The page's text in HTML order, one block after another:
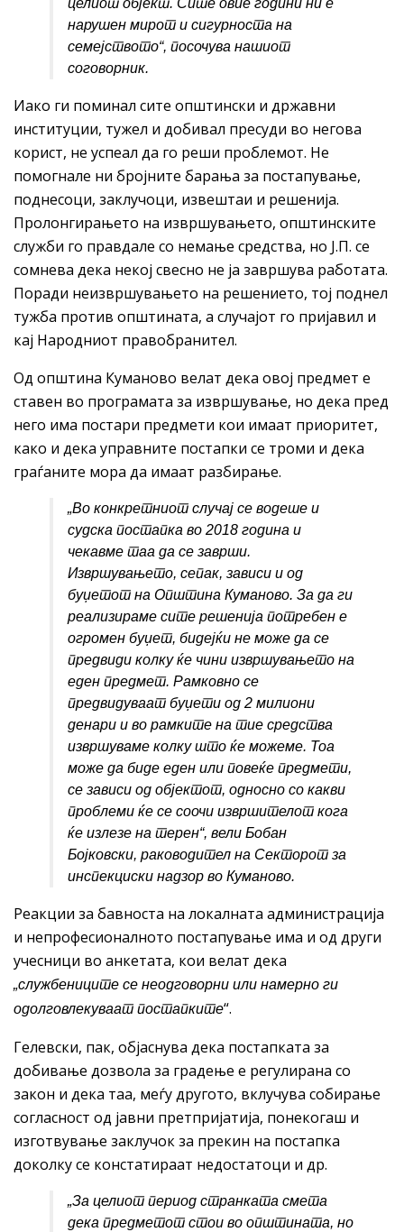
целиот објект. Сите овие години ни е
нарушен мирот и сигурноста на
семејството“, посочува нашиот
соговорник.
Иако ги поминал сите општински и државни
институции, тужел и добивал пресуди во негова
корист, не успеал да го реши проблемот. Не
помогнале ни бројните барања за постапување,
поднесоци, заклучоци, извештаи и решенија.
Пролонгирањето на извршувањето, општинските
служби го правдале со немање средства, но Ј.П. се
сомнева дека некој свесно не ја завршува работата.
Поради неизвршувањето на решението, тој поднел
тужба против општината, а случајот го пријавил и
кај Народниот правобранител.
Од општина Куманово велат дека овој предмет е
ставен во програмата за извршување, но дека пред
него има постари предмети кои имаат приоритет,
како и дека управните постапки се троми и дека
граѓаните мора да имаат разбирање.
„Во конкретниот случај се водеше и
судска постапка во 2018 година и
чекавме таа да се заврши.
Извршувањето, сепак, зависи и од
буџетот на Општина Куманово. За да ги
реализираме сите решенија потребен е
огромен буџет, бидејќи не може да се
предвиди колку ќе чини извршувањето на
еден предмет. Рамковно се
предвидуваат буџети од 2 милиони
денари и во рамките на тие средства
извршуваме колку што ќе можеме. Тоа
може да биде еден или повеќе предмети,
се зависи од објектот, односно со какви
проблеми ќе се соочи извршителот кога
ќе излезе на терен“, вели Бобан
Бојковски, раководител на Секторот за
инспекциски надзор во Куманово.
Реакции за бавноста на локалната администрација
и непрофесионалното постапување има и од други
учесници во анкетата, кои велат дека
„службениците се неодговорни или намерно ги
одолговлекуваат постапките“.
Гелевски, пак, објаснува дека постапката за
добивање дозвола за градење е регулирана со
закон и дека таа, меѓу другото, вклучува собирање
согласност од јавни претпријатија, понекогаш и
изготвување заклучок за прекин на постапка
доколку се констатираат недостатоци и др.
„За целиот период странката смета
дека предметот стои во општината, но